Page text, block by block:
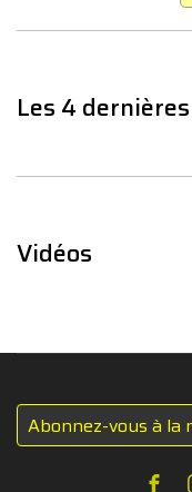
Les 4
Vidéos
Abonnez-vous à